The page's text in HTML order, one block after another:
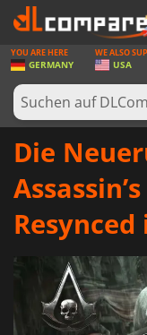
SPIELE
SPIEL KARTEN
SOFTWARE
NACHRICHTEN
ANMELDEN ODER
YOU ARE HERE
GERMANY
WE ALSO
USA
Die